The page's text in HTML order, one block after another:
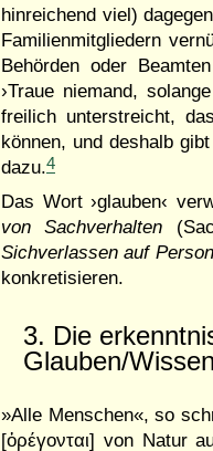
hinreichend viel)
Fami­lien­mitglie­dern
Behörden oder
›Traue niemand,
freilich unterstreicht,
können, und deshalb
dazu.4
Das Wort ›glauben‹
von Sach­­verhalten
Sichver­lassen auf
kon­kretisieren.
3. Die
Glauben/
»Alle Menschen«, so
[ὀρέγονται] von Na­tur